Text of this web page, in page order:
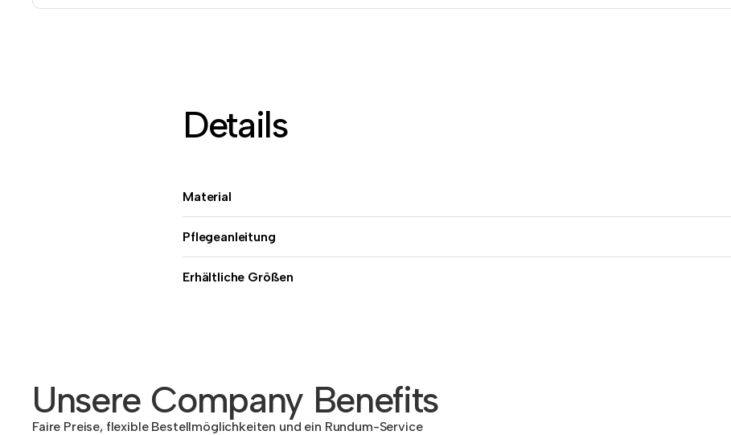
Details
Material
Pflegeanleitung
Erhältliche Größen
Unsere Company Benefits
Faire Preise, flexible Bestellmöglichkeiten und ein Rundum-Service